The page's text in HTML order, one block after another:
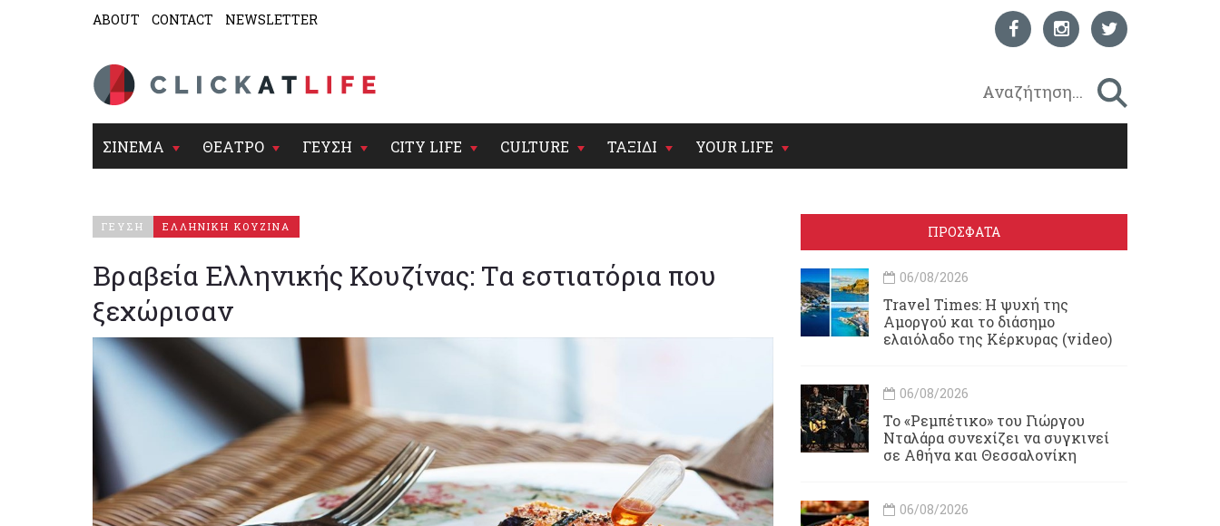
ABOUT CONTACT NEWSLETTER
ΣΙΝΕΜΑ ΘΕΑΤΡΟ ΓΕΥΣΗ CITY LIFE CULTURE ΤΑΞΙΔΙ YOUR LIFE
ΓΕΥΣΗ ΕΛΛΗΝΙΚΗ ΚΟΥΖΙΝΑ
Βραβεία Ελληνικής Κουζίνας: Τα εστιατόρια που
ξεχώρισαν
ΠΡΟΣΦΑΤΑ
06/08/2026
Travel Times: H ψυχή της
Αμοργού και το διάσημο
ελαιόλαδο της Κέρκυρας (video)
06/08/2026
Το «Ρεμπέτικο» του Γιώργου
Νταλάρα συνεχίζει να συγκινεί
σε Αθήνα και Θεσσαλονίκη
06/08/2026